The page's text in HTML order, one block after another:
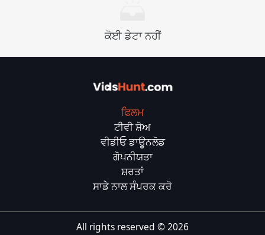
ਕੋਈ ਡੇਟਾ ਨਹੀਂ
ਫਿਲਮ
ਟੀਵੀ ਸ਼ੋਅ
ਵੀਡੀਓ ਡਾਊਨਲੋਡ
ਗੋਪਨੀਯਤਾ
ਸ਼ਰਤਾਂ
ਸਾਡੇ ਨਾਲ ਸੰਪਰਕ ਕਰੋ
All rights reserved ©2026